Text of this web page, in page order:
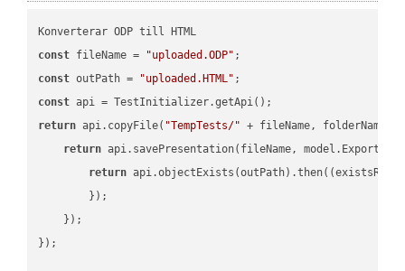
const fileName = "uploaded.ODP"
const outPath = "uploaded.HTML"
const
return api.copyFile( "TempTests/" + fileName, folderName +
return api.savePresentation(fileName,
return api.objectExists(outPath).then( (
        });
    });
});